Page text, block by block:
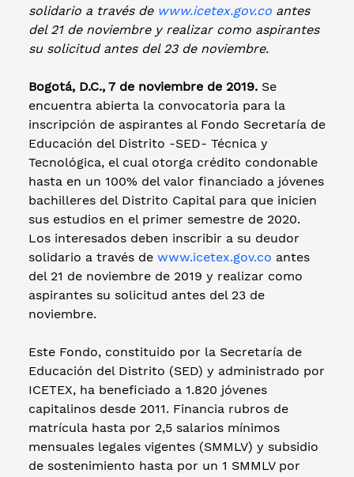
solidario a través de www.icetex.gov.co antes
del 21 de noviembre y realizar como aspirantes
su solicitud antes del 23 de noviembre.
Bogotá, D.C., 7 de noviembre de 2019. Se
encuentra abierta la convocatoria para la
inscripción de aspirantes al Fondo Secretaría de
Educación del Distrito -SED- Técnica y
Tecnológica, el cual otorga crédito condonable
hasta en un 100% del valor financiado a jóvenes
bachilleres del Distrito Capital para que inicien
sus estudios en el primer semestre de 2020.
Los interesados deben inscribir a su deudor
solidario a través de www.icetex.gov.co antes
del 21 de noviembre de 2019 y realizar como
aspirantes su solicitud antes del 23 de
noviembre.
Este Fondo, constituido por la Secretaría de
Educación del Distrito (SED) y administrado por
ICETEX, ha beneficiado a 1.820 jóvenes
capitalinos desde 2011. Financia rubros de
matrícula hasta por 2,5 salarios mínimos
mensuales legales vigentes (SMMLV) y subsidio
de sostenimiento hasta por un 1 SMMLV por